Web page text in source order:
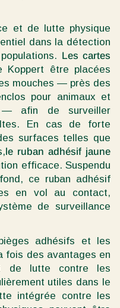
et de lutte physique
dans la détection
Les cartes
Koppert être placées
mouches — près des
pour animaux et
— afin de surveiller
En cas de forte
surfaces telles que
le ruban adhésif jaune
efficace. Suspendu
ce ruban adhésif
en vol au contact,
de surveillance
adhésifs et les
fois des avantages en
de lutte contre les
utiles dans le
intégrée contre les